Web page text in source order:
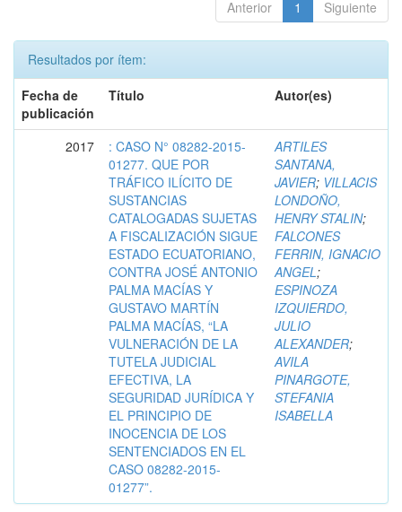
Anterior 1 Siguiente
Resultados por ítem:
Fecha de
publicación
Título Autor(es)
2017
: CASO N° 08282-2015-
01277. QUE POR
TRÁFICO ILÍCITO DE
SUSTANCIAS
CATALOGADAS SUJETAS
A FISCALIZACIÓN SIGUE
ESTADO ECUATORIANO,
CONTRA JOSÉ ANTONIO
PALMA MACÍAS Y
GUSTAVO MARTÍN
PALMA MACÍAS, “LA
VULNERACIÓN DE LA
TUTELA JUDICIAL
EFECTIVA, LA
SEGURIDAD JURÍDICA Y
EL PRINCIPIO DE
INOCENCIA DE LOS
SENTENCIADOS EN EL
CASO 08282-2015-
01277”.
ARTILES
SANTANA,
JAVIER; VILLACIS
LONDOÑO,
HENRY STALIN;
FALCONES
FERRIN, IGNACIO
ANGEL;
ESPINOZA
IZQUIERDO,
JULIO
ALEXANDER;
AVILA
PINARGOTE,
STEFANIA
ISABELLA